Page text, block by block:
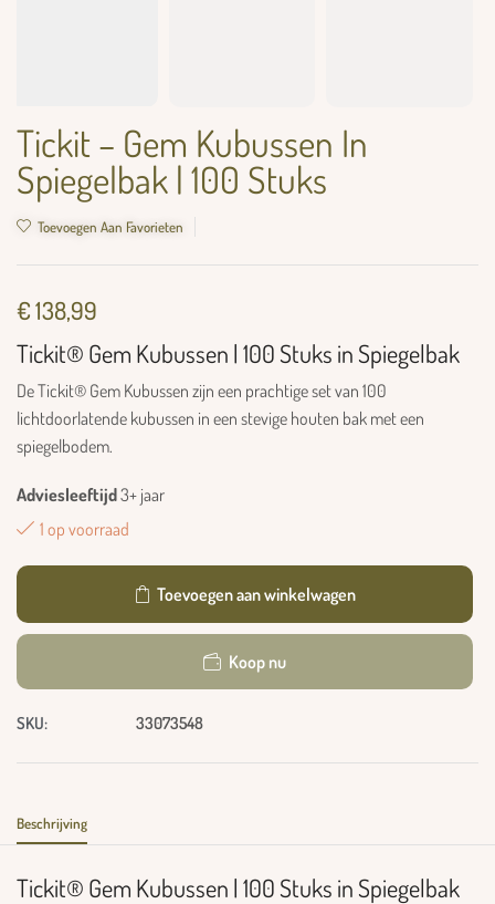
Tickit – Gem Kubussen In
Spiegelbak | 100 Stuks
Toevoegen Aan Favorieten
€138,99
Tickit® Gem Kubussen | 100 Stuks in Spiegelbak
De Tickit® Gem Kubussen zijn een prachtige set van 100
lichtdoorlatende kubussen in een stevige houten bak met een
spiegelbodem.
Adviesleeftijd3+ jaar
1 op voorraad
Toevoegen aan winkelwagen
Koop nu
SKU: 33073548
Beschrijving
Tickit® Gem Kubussen | 100 Stuks in Spiegelbak